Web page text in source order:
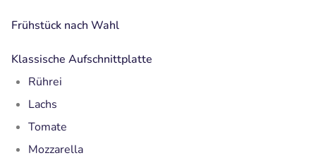
Frühstück nach Wahl
Klassische Aufschnittplatte
Rührei
Lachs
Tomate
Mozzarella